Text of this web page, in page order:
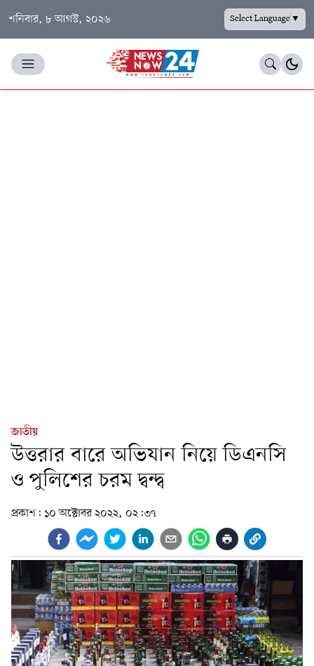
শনিবার, ৮ আগস্ট, ২০২৬ Select Language▼
জাতীয়
উত্তরার বারে অভিযান নিয়ে ডিএনসি
ও পুলিশের চরম দ্বন্দ্ব
প্রকাশ: ১০ অক্টোবর ২০২২, ০২:৩৭